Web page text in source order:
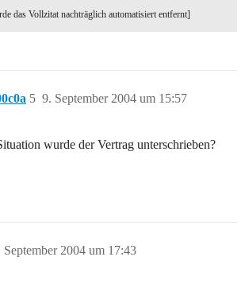
das Vollzitat nachträglich automatisiert entfernt]
9. September 2004 um 15:57
5
wurde der Vertrag unterschrieben?
September 2004 um 17:43